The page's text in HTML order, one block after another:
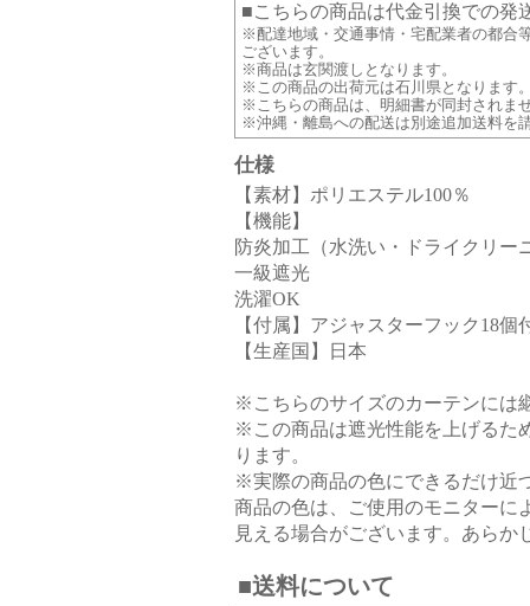
■こちらの商品は代金引換での発
※配達地域・交通事情・宅配業者の都合
ございます。
※商品は玄関渡しとなります。
※この商品の出荷元は石川県となります
※こちらの商品は、明細書が同封されま
※沖縄・離島への配送は別途追加送料を
仕様
【素材】ポリエステル100％
【機能】
防炎加工（水洗い・ドライクリー
一級遮光
洗濯OK
【付属】アジャスターフック18個
【生産国】日本
※こちらのサイズのカーテンには
※この商品は遮光性能を上げるた
ります。
※実際の商品の色にできるだけ近
商品の色は、ご使用のモニターに
見える場合がございます。あらか
■送料について